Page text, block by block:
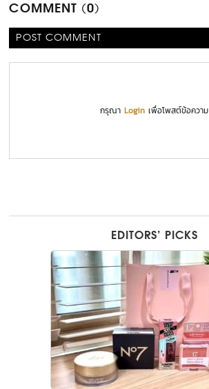
COMMENT (0)
POST COMMENT
กรุณาLogin เพื่อโพสต์ข้อความ
EDITORS’ PICKS